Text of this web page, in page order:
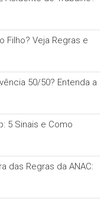
Filho? Veja Regras e
50/50? Entenda a
5 Sinais e Como
das Regras da ANAC: